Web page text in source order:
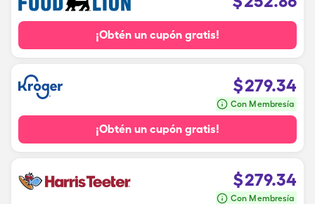
¡Obtén un cupón gratis!
$279.34
Con Membresía
¡Obtén un cupón gratis!
$279.34
Con Membresía